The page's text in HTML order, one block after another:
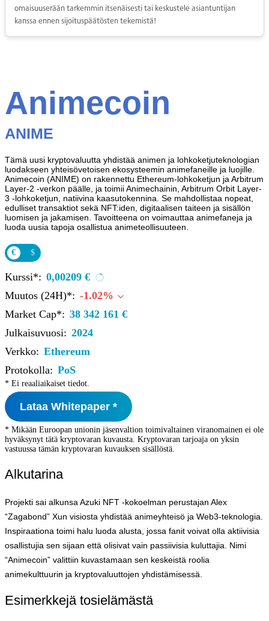
omaisuuserään tarkemmin itsenäisesti tai keskustele asiantuntijan
kanssa ennen sijoituspäätösten tekemistä!
Animecoin
ANIME
Tämä uusi kryptovaluutta yhdistää animen ja lohkoketjuteknologian
luodakseen yhteisövetoisen ekosysteemin animefaneille ja luojille.
Animecoin (ANIME) on rakennettu Ethereum-lohkoketjun ja Arbitrum
Layer-2 -verkon päälle, ja toimii Animechainin, Arbitrum Orbit Layer-
3 -lohkoketjun, natiivina kaasutokennina. Se mahdollistaa nopeat,
edulliset transaktiot sekä NFT:iden, digitaalisen taiteen ja sisällön
luomisen ja jakamisen. Tavoitteena on voimauttaa animefaneja ja
luoda uusia tapoja osallistua animeteollisuuteen.
€ $
Kurssi*: 0,00209 €
Muutos (24H)*: -1.02%
Market Cap*: 38 342 161 €
Julkaisuvuosi: 2024
Verkko: Ethereum
Protokolla: PoS
* Ei reaaliaikaiset tiedot.
Lataa Whitepaper *
* Mikään Euroopan unionin jäsenvaltion toimivaltainen viranomainen ei ole
hyväksynyt tätä kryptovaran kuvausta. Kryptovaran tarjoaja on yksin
vastuussa tämän kryptovaran kuvauksen sisällöstä.
Alkutarina
Projekti sai alkunsa Azuki NFT -kokoelman perustajan Alex
“Zagabond” Xun visiosta yhdistää animeyhteisö ja Web3-teknologia.
Inspiraationa toimi halu luoda alusta, jossa fanit voivat olla aktiivisia
osallistujia sen sijaan että olisivat vain passiivisia kuluttajia. Nimi
“Animecoin” valittiin kuvastamaan sen keskeistä roolia
animekulttuurin ja kryptovaluuttojen yhdistämisessä.
Esimerkkejä tosielämästä